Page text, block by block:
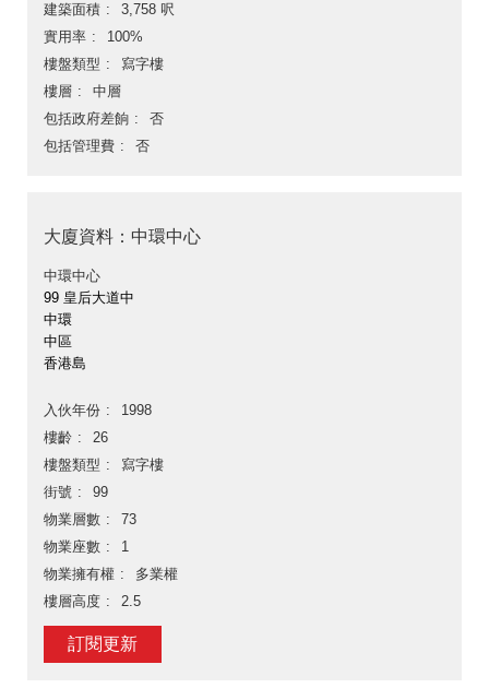
建築面積
3,758 呎
實用率
100%
樓盤類型
寫字樓
樓層
中層
包括政府差餉
否
包括管理費
否
大廈資料：中環中心
中環中心
99 皇后大道中
中環
中區
香港島
入伙年份
1998
樓齡
26
樓盤類型
寫字樓
街號
99
物業層數
73
物業座數
1
物業擁有權
多業權
樓層高度
2.5
訂閱更新